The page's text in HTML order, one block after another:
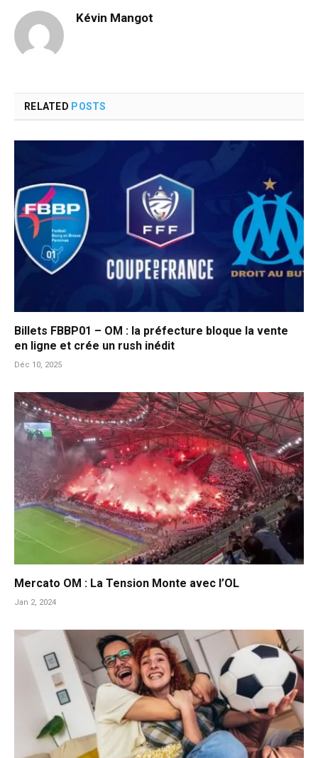
Kévin Mangot
RELATED POSTS
Billets FBBP01 – OM : la préfecture bloque la vente
en ligne et crée un rush inédit
Déc 10, 2025
Mercato OM : La Tension Monte avec l’OL
Jan 2, 2024